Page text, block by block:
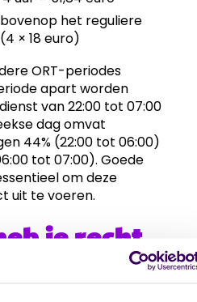
het reguliere
× 18 euro)
ORT-periodes
apart worden
van 22:00 tot 07:00
dag omvat
44% (22:00 tot 06:00)
tot 07:00). Goede
om deze
uit te voeren.
je recht